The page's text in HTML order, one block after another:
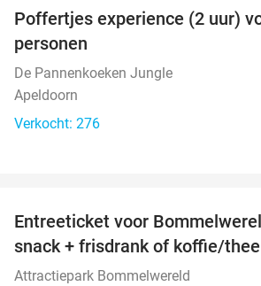
Poffertjes experience (2 uur)
personen
De Pannenkoeken Jungle
Apeldoorn
Verkocht: 276
Entreeticket voor
snack + frisdrank of koffie/
Attractiepark Bommelwereld